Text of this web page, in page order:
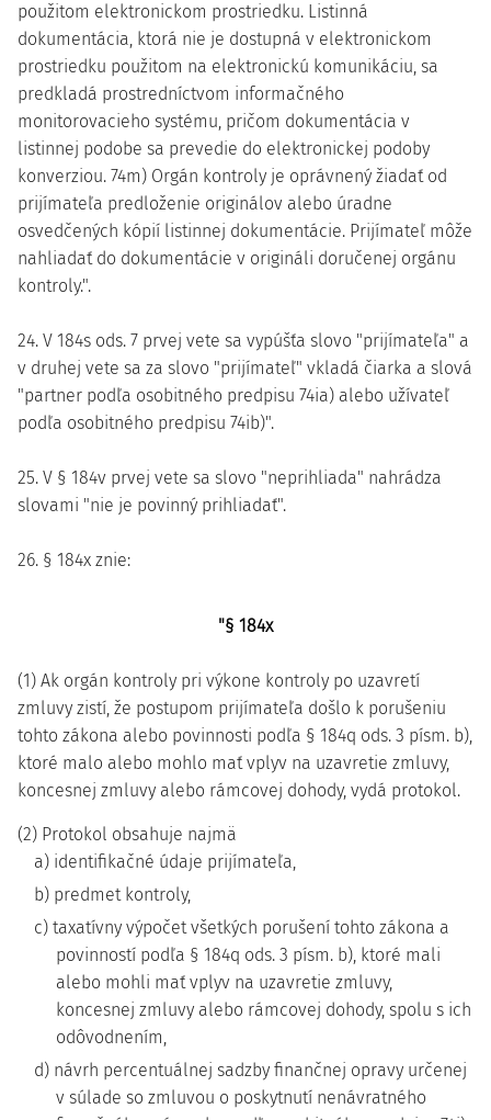
použitom elektronickom prostriedku. Listinná
dokumentácia, ktorá nie je dostupná v elektronickom
prostriedku použitom na elektronickú komunikáciu, sa
predkladá prostredníctvom informačného
monitorovacieho systému, pričom dokumentácia v
listinnej podobe sa prevedie do elektronickej podoby
konverziou. 74m) Orgán kontroly je oprávnený žiadať od
prijímateľa predloženie originálov alebo úradne
osvedčených kópií listinnej dokumentácie. Prijímateľ môže
nahliadať do dokumentácie v origináli doručenej orgánu
kontroly.".
24. V 184s ods. 7 prvej vete sa vypúšťa slovo "prijímateľa" a
v druhej vete sa za slovo "prijímateľ" vkladá čiarka a slová
"partner podľa osobitného predpisu 74ia) alebo užívateľ
podľa osobitného predpisu 74ib)".
25. V § 184v prvej vete sa slovo "neprihliada" nahrádza
slovami "nie je povinný prihliadať".
26. § 184x znie:
"§ 184x
(1) Ak orgán kontroly pri výkone kontroly po uzavretí
zmluvy zistí, že postupom prijímateľa došlo k porušeniu
tohto zákona alebo povinnosti podľa § 184q ods. 3 písm. b),
ktoré malo alebo mohlo mať vplyv na uzavretie zmluvy,
koncesnej zmluvy alebo rámcovej dohody, vydá protokol.
(2) Protokol obsahuje najmä
a) identifikačné údaje prijímateľa,
b) predmet kontroly,
c) taxatívny výpočet všetkých porušení tohto zákona a
povinností podľa § 184q ods. 3 písm. b), ktoré mali
alebo mohli mať vplyv na uzavretie zmluvy,
koncesnej zmluvy alebo rámcovej dohody, spolu s ich
odôvodnením,
d) návrh percentuálnej sadzby finančnej opravy určenej
v súlade so zmluvou o poskytnutí nenávratného